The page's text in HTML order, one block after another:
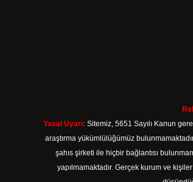
Yasal Uyarı: Sitemiz, 5651 Sayılı Kanun
araştırma yükümlülüğümüz
şahıs şirketi ile hiçbir bağlantısı
yapılmamaktadır. Gerçek kurum ve